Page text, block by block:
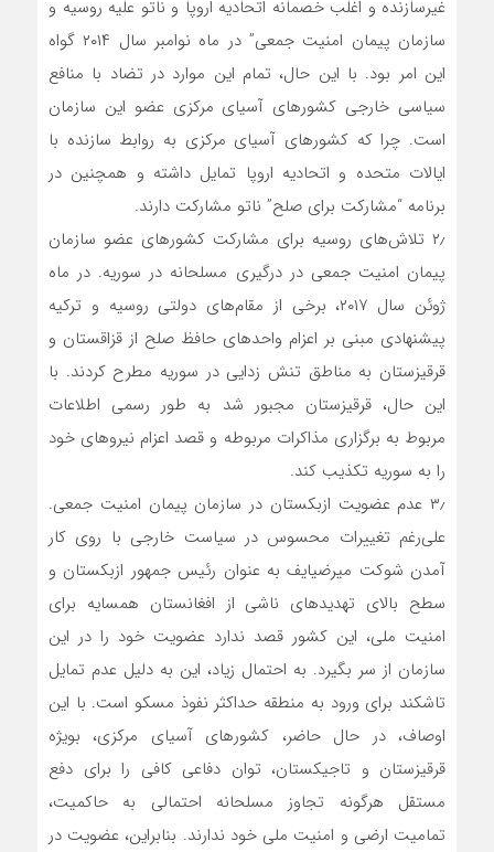
غیرسازنده و اغلب خصمانه اتحادیه اروپا و ناتو علیه روسیه و
سازمان پیمان امنیت جمعی” در ماه نوامبر سال ۲۰۱۴ گواه
این امر بود. با این حال، تمام این موارد در تضاد با منافع
سیاسی خارجی کشورهای آسیای مرکزی عضو این سازمان
است. چرا که کشورهای آسیای مرکزی به روابط سازنده با
ایالات متحده و اتحادیه اروپا تمایل داشته و همچنین در
برنامه “مشارکت برای صلح” ناتو مشارکت دارند.
۲٫ تلاش‌های روسیه برای مشارکت کشورهای عضو سازمان
پیمان امنیت جمعی در درگیری مسلحانه در سوریه. در ماه
ژوئن سال ۲۰۱۷، برخی از مقام‌های دولتی روسیه و ترکیه
پیشنهادی مبنی بر اعزام واحدهای حافظ صلح از قزاقستان و
قرقیزستان به مناطق تنش زدایی در سوریه مطرح کردند. با
این حال، قرقیزستان مجبور شد به طور رسمی اطلاعات
مربوط به برگزاری مذاکرات مربوطه و قصد اعزام نیروهای خود
را به سوریه تکذیب کند.
۳٫ عدم عضویت ازبکستان در سازمان پیمان امنیت جمعی.
علی‌رغم تغییرات محسوس در سیاست خارجی با روی کار
آمدن شوکت میرضیایف به عنوان رئیس جمهور ازبکستان و
سطح بالای تهدیدهای ناشی از افغانستان همسایه برای
امنیت ملی، این کشور قصد ندارد عضویت خود را در این
سازمان از سر بگیرد. به احتمال زیاد، این به دلیل عدم تمایل
تاشکند برای ورود به منطقه حداکثر نفوذ مسکو است. با این
اوصاف، در حال حاضر، کشورهای آسیای مرکزی، بویژه
قرقیزستان و تاجیکستان، توان دفاعی کافی را برای دفع
مستقل هرگونه تجاوز مسلحانه احتمالی به حاکمیت،
تمامیت ارضی و امنیت ملی خود ندارند. بنابراین، عضویت در